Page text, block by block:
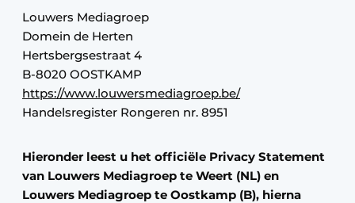
Binnenklimaat
Brandbeveiliging
Ventilatie
Warmtepompen
Louwers Mediagroep
Domein de Herten
Hertsbergsestraat 4
B-8020 OOSTKAMP
https://www.louwersmediagroep.be/
Handelsregister Rongeren nr. 8951
Hieronder leest u het officiële Privacy Statement
van Louwers Mediagroep te Weert (NL) en
Louwers Mediagroep te Oostkamp (B), hierna